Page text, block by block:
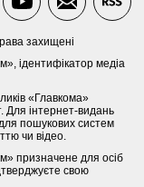
захищені
ідентифікатор медіа
«Главкома»
Для інтернет-видань
пошукових систем
чи відео.
призначене для осіб
свою